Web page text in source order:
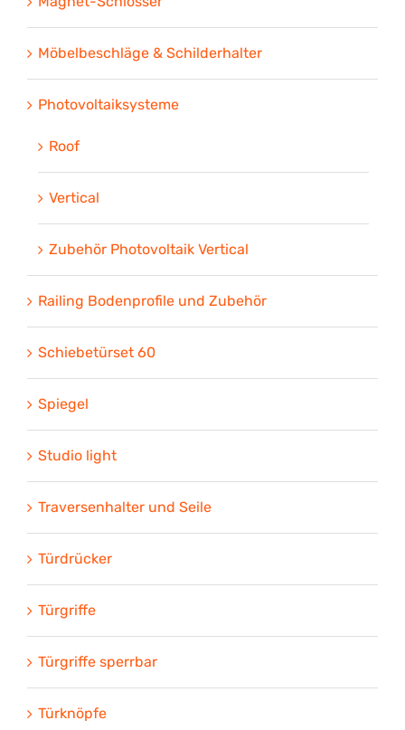
Möbelbeschläge & Schilderhalter
Photovoltaiksysteme
Roof
Vertical
Zubehör Photovoltaik Vertical
Railing Bodenprofile und Zubehör
Schiebetürset 60
Spiegel
Studio light
Traversenhalter und Seile
Türdrücker
Türgriffe
Türgriffe sperrbar
Türknöpfe